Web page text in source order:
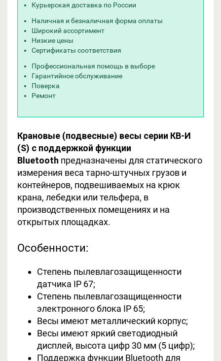
Курьерская доставка по России
Наличная и безналичная форма оплаты
Широкий ассортимент
Низкие цены
Сертификаты соответствия
Профессиональная помощь в выборе
Гарантийное обслуживание
Поверка
Ремонт
Крановые (подвесные) весы серии КВ-И
(S) с поддержкой функции
Bluetooth предназначены для статического
измерения веса тарно-штучных грузов и
контейнеров, подвешиваемых на крюк
крана, лебедки или тельфера, в
производственных помещениях и на
открытых площадках.
Особенности:
Степень пылевлагозащищенности
датчика IP 67;
Степень пылевлагозащищенности
электронного блока IP 65;
Весы имеют металлический корпус;
Весы имеют яркий светодиодный
дисплей, высота цифр 30 мм (5 цифр);
Поддержка функции Bluetooth для